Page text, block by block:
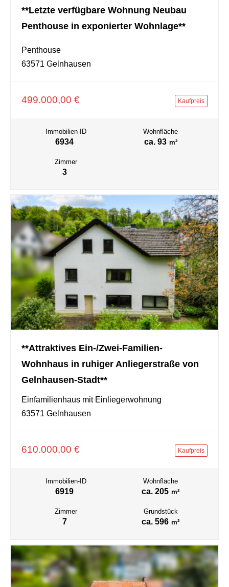
**Letzte verfügbare Wohnung Neubau
Penthouse in exponierter Wohnlage**
Penthouse
63571 Gelnhausen
499.000,00 € Kaufpreis
Immobilien-ID
6934
Wohnfläche
ca. 93 m²
Zimmer
3
**Attraktives Ein-/Zwei-Familien-
Wohnhaus in ruhiger Anliegerstraße von
Gelnhausen-Stadt**
Einfamilienhaus mit Einliegerwohnung
63571 Gelnhausen
610.000,00 € Kaufpreis
Immobilien-ID
6919
Wohnfläche
ca. 205 m²
Zimmer
7
Grundstück
ca. 596 m²